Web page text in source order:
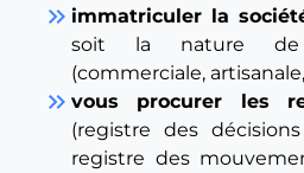
keyboard_double_arrow_right immatriculer la
soit la nature de
(commerciale,
keyboard_double_arrow_right vous procurer les
(registre des
registre des